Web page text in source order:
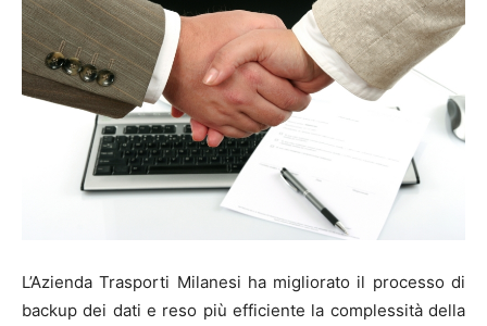
L’Azienda Trasporti Milanesi ha migliorato il processo di
backup dei dati e reso più efficiente la complessità della